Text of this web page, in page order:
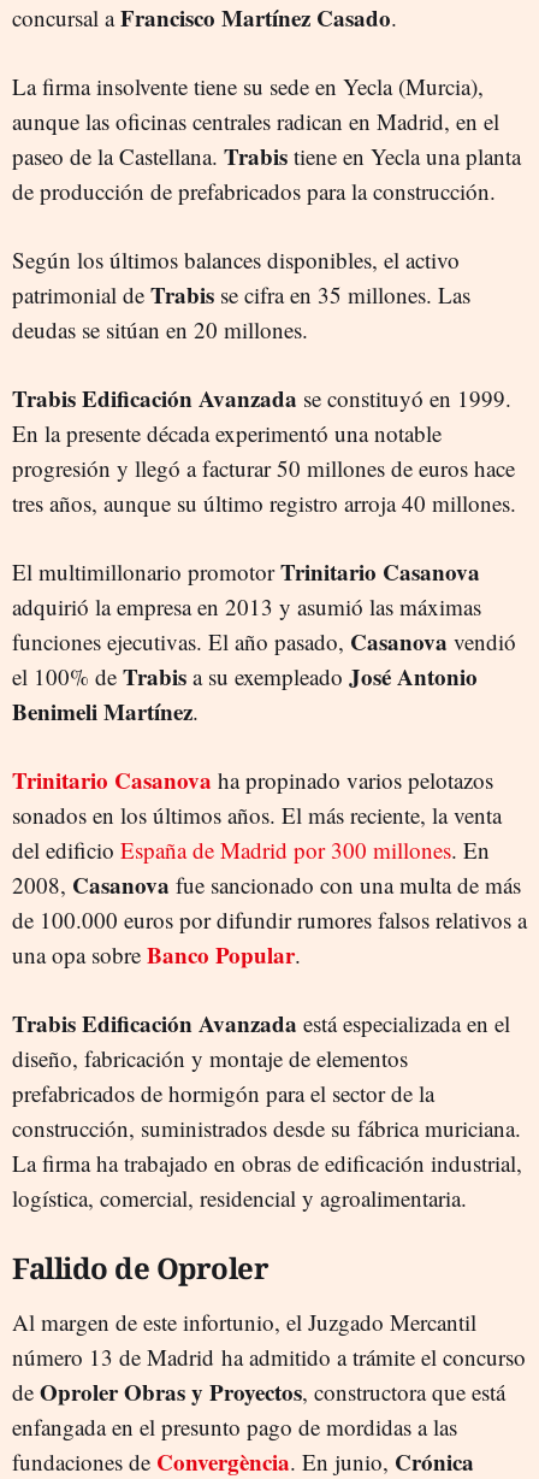
concursal aFrancisco Martínez Casado.
La firma insolvente tiene su sede en Yecla (Murcia),
aunque las oficinas centrales radican en Madrid, en el
paseo de la Castellana. Trabis tiene en Yecla una planta
de producción de prefabricados para la construcción.
Según los últimos balances disponibles, el activo
patrimonial de Trabis se cifra en 35 millones. Las
deudas se sitúan en 20 millones.
Trabis Edificación Avanzada se constituyó en 1999.
En la presente década experimentó una notable
progresión y llegó a facturar 50 millones de euros hace
tres años, aunque su último registro arroja 40 millones.
El multimillonario promotorTrinitario Casanova
adquirió la empresa en 2013 y asumió las máximas
funciones ejecutivas. El año pasado, Casanova vendió
el 100% de Trabis a su exempleado José Antonio
Benimeli Martínez.
Trinitario Casanova ha propinado varios pelotazos
sonados en los últimos años. El más reciente, la venta
del edificio España de Madrid por 300 millones. En
2008, Casanova fue sancionado con una multa de más
de 100.000 euros por difundir rumores falsos relativos a
una opa sobre Banco Popular.
Trabis Edificación Avanzada está especializada en el
diseño, fabricación y montaje de elementos
prefabricados de hormigón para el sector de la
construcción, suministrados desde su fábrica muriciana.
La firma ha trabajado en obras de edificación industrial,
logística, comercial, residencial y agroalimentaria.
Fallido de Oproler
Al margen de este infortunio, el Juzgado Mercantil
número 13 de Madrid ha admitido a trámite el concurso
de Oproler Obras y Proyectos, constructora que está
enfangada en el presunto pago de mordidas a las
fundaciones de Convergència. En junio, Crónica